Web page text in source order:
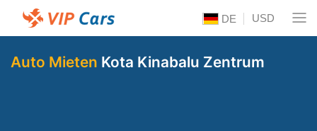
DE USD
Auto Mieten Kota Kinabalu Zentrum